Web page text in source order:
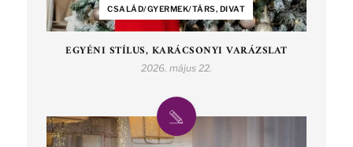
CSALÁD/GYERMEK/TÁRS, DIVAT
EGYÉNI STÍLUS, KARÁCSONYI VARÁZSLAT
2026. május 22.